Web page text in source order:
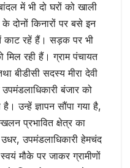
में भी दो घरों को खाली
दोनों किनारों पर बसे इन
काट रहें हैं। सड़क पर भी
रही हैं। ग्राम पंचायत
बीडीसी सदस्य मीरा देवी
बंजार को
उन्हें ज्ञापन सौंपा गया है,
प्रभावित क्षेत्र का
उपमंडलाधिकारी हेमचंद
मौके पर जाकर ग्रामीणों